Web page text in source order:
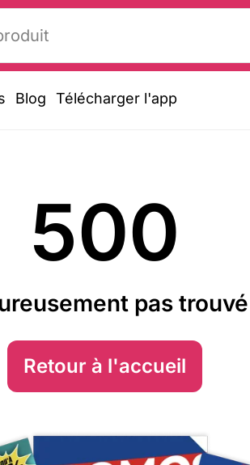
Blog Télécharger l'app
500
pas
Retour à l'accueil